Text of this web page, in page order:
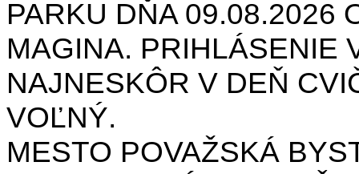
PARKU DŇA 09.08.2026
MAGINA. PRIHLÁSENIE
NAJNESKÔR V DEŇ
VOĽNÝ.
MESTO POVAŽSKÁ